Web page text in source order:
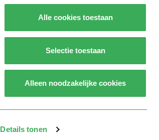
Details tonen
Alle cookies toestaan
Selectie toestaan
Alleen noodzakelijke cookies
Realisatie door: